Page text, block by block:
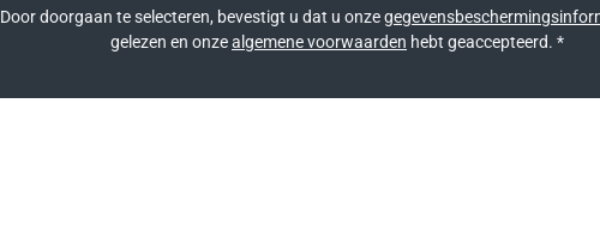
Door doorgaan te selecteren, bevestigt u dat u onze
gelezen en onzealgemene voorwaarden hebt geaccepteerd. *